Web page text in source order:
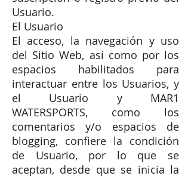
Usuario.
El Usuario
El acceso, la navegación y uso
del Sitio Web, así como por los
espacios habilitados para
interactuar entre los Usuarios, y
el Usuario y MAR1
WATERSPORTS, como los
comentarios y/o espacios de
blogging, confiere la condición
de Usuario, por lo que se
aceptan, desde que se inicia la